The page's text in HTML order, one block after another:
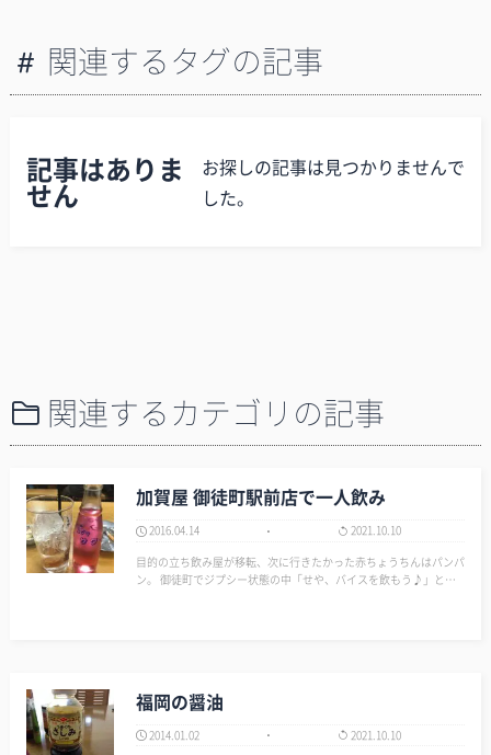
関連するタグの記事
記事はありま
せん
お探しの記事は見つかりませんで
した。
関連するカテゴリの記事
加賀屋 御徒町駅前店で一人飲み
2016.04.14
2021.10.10
目的の立ち飲み屋が移転、次に行きたかった赤ちょうちんはパンパ
ン。 御徒町でジプシー状態の中「せや、バイスを飲もう♪」と加
福岡の醤油
2014.01.02
2021.10.10